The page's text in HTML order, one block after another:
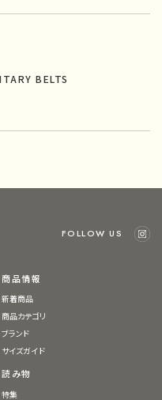
BELTS
FOLLOW US
商品情報
新着商品
商品カテゴリ
ブランド
サイズガイド
読み物
特集